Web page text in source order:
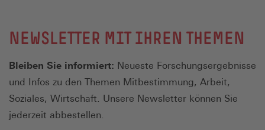
NEWSLETTER MIT IHREN THEMEN
Bleiben Sie informiert: Neueste Forschungsergebnisse
und Infos zu den Themen Mitbestimmung, Arbeit,
Soziales, Wirtschaft. Unsere Newsletter können Sie
jederzeit abbestellen.